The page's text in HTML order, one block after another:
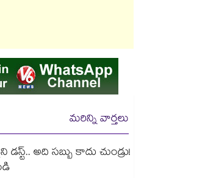
మరిన్ని వార్తలు
అది సబ్బు కాదు చుండ్రు!